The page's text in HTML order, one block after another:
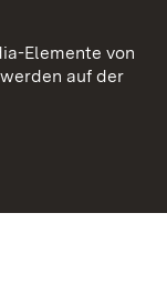
Elemente von
auf der